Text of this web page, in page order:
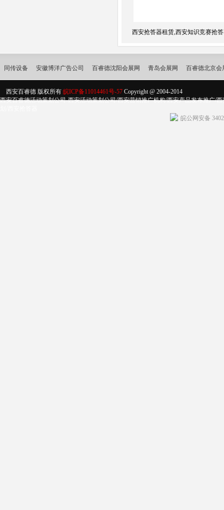
西安抢答器租赁,西安知识竞赛抢
同传设备 安徽博洋广告公司 百睿德沈阳会展网 青岛会展网 百睿德北京会
西安百睿德 版权所有 皖ICP备11014461号-57 Copyright @ 2004-2014
西安百睿德活动策划公司-西安活动策划公司/西安营销推广机构/西安产品发布推广/
皖公网安备